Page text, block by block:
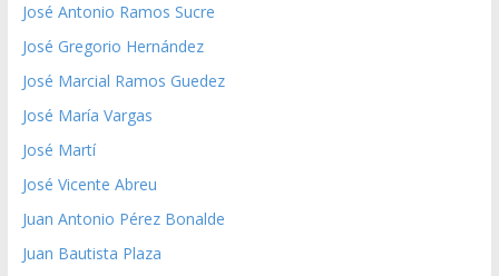
José Antonio Ramos Sucre
José Gregorio Hernández
José Marcial Ramos Guedez
José María Vargas
José Martí
José Vicente Abreu
Juan Antonio Pérez Bonalde
Juan Bautista Plaza